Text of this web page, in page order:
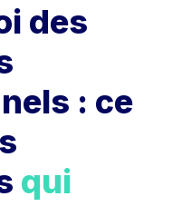
des
: ce
qui